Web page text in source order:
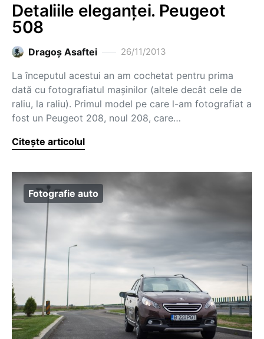
Detaliile eleganței. Peugeot
508
Dragoş Asaftei 26/11/2013
La începutul acestui an am cochetat pentru prima
dată cu fotografiatul mașinilor (altele decât cele de
raliu, la raliu). Primul model pe care l-am fotografiat a
fost un Peugeot 208, noul 208, care…
Citește articolul
Fotografie auto